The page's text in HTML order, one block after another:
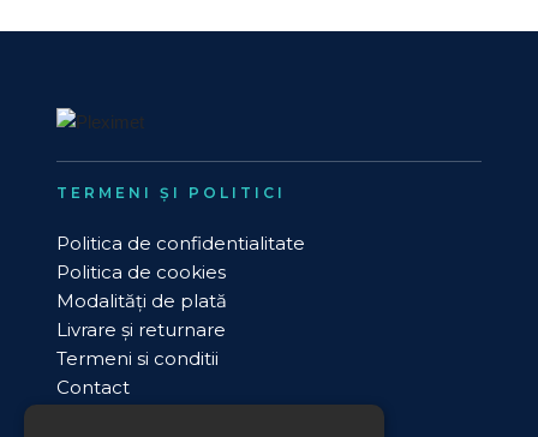
TERMENI ȘI POLITICI
Politica de confidentialitate
Politica de cookies
Modalități de plată
Livrare și returnare
Termeni si conditii
Contact